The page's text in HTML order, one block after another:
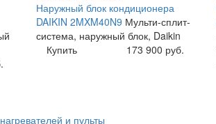
Наружный блок кондиционера
DAIKIN 2MXM40N9 Мульти-сплит-
система, наружный блок, Daikin
Купить
173 900 руб.
и пульты